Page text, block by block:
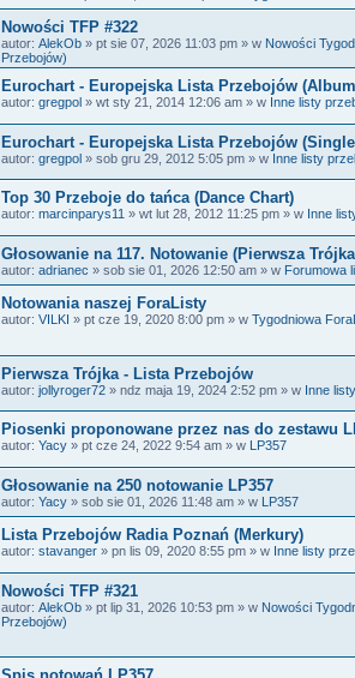
Nowości TFP #322
autor: AlekOb » pt sie 07, 2026 11:03 pm » w Nowości
Przebojów)
Eurochart - Europejska Lista Przebojów
autor: gregpol » wt sty 21, 2014 12:06 am » w Inne listy
Eurochart - Europejska Lista Przebojów
autor: gregpol » sob gru 29, 2012 5:05 pm » w Inne listy
Top 30 Przeboje do tańca (Dance Chart)
autor: marcinparys11 » wt lut 28, 2012 11:25 pm » w Inne
Głosowanie na 117. Notowanie (Pierwsza
autor: adrianec » sob sie 01, 2026 12:50 am » w Forumowa
Notowania naszej ForaListy
autor: VILKI » pt cze 19, 2020 8:00 pm » w Tygodniowa
Pierwsza Trójka - Lista Przebojów
autor: jollyroger72 » ndz maja 19, 2024 2:52 pm » w Inne
Piosenki proponowane przez nas do zestawu
autor: Yacy » pt cze 24, 2022 9:54 am » w LP357
Głosowanie na 250 notowanie LP357
autor: Yacy » sob sie 01, 2026 11:48 am » w LP357
Lista Przebojów Radia Poznań (Merkury)
autor: stavanger » pn lis 09, 2020 8:55 pm » w Inne listy
Nowości TFP #321
autor: AlekOb » pt lip 31, 2026 10:53 pm » w Nowości
Przebojów)